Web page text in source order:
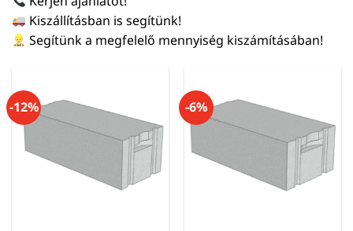
Kiszállításban is segítünk!
Segítünk a megfelelő mennyiség kiszámításában!
-12% -6%